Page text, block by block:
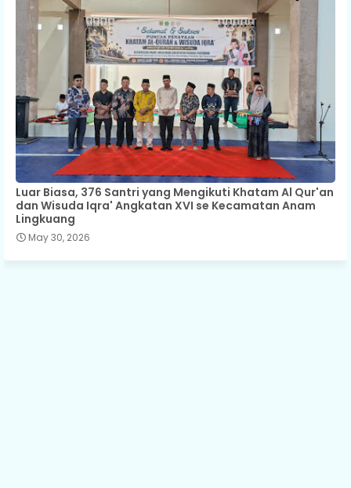
Luar Biasa, 376 Santri yang Mengikuti Khatam Al Qur'an
dan Wisuda Iqra' Angkatan XVI se Kecamatan Anam
Lingkuang
May 30, 2026